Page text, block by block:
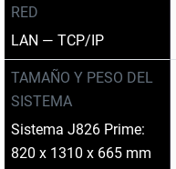
RED
LAN — TCP/IP
TAMAÑO Y PESO DEL
SISTEMA
Sistema J826 Prime:
820 x 1310 x 665 mm